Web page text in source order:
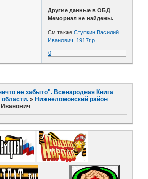
Другие данные в ОБД
Мемориал не найдены.
См.такжеСтупкин Василий
Иванович, 1917г.р.
0
не забыто". Всенародная Книга
» Нижнеломовский район